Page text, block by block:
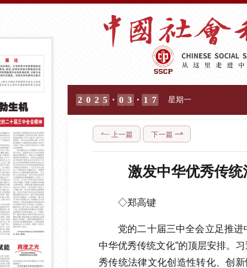
2 0 2 5 · 0 3 · 1 7 星期一
上一篇 下一篇
激发中华优秀传
◇郑高键
党的二十届三中全会立足推
中华优秀传统文化”的顶层安排。
秀传统法律文化创造性转化、创